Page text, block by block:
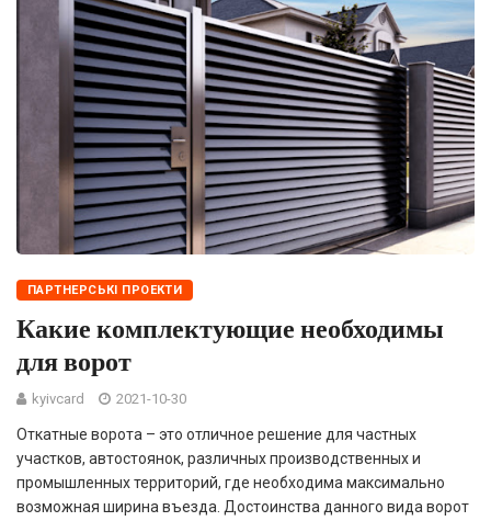
ПАРТНЕРСЬКІ ПРОЕКТИ
Какие комплектующие необходимы
для ворот
kyivcard 2021-10-30
Откатные ворота – это отличное решение для частных
участков, автостоянок, различных производственных и
промышленных территорий, где необходима максимально
возможная ширина въезда. Достоинства данного вида ворот